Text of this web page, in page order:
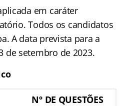
em caráter
Todos os candidatos
A data prevista para a
de setembro de 2023.
Nº DE QUESTÕES